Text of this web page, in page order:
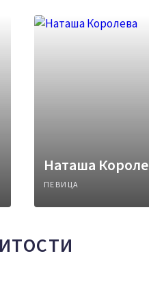
Наташа
ПЕВИЦА